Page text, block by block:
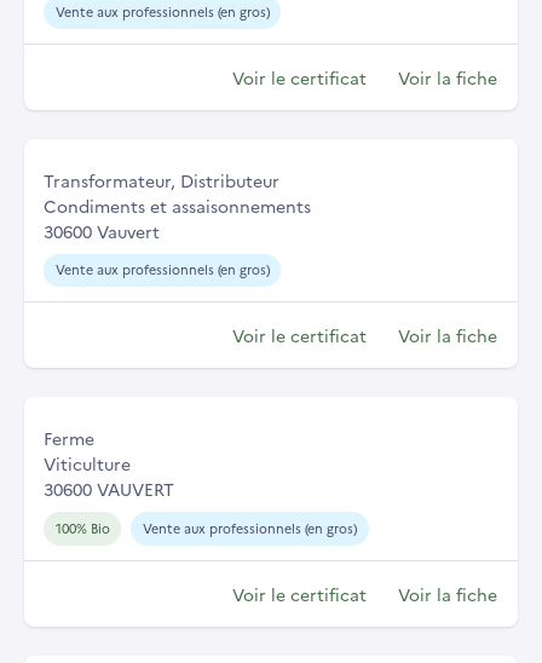
Vente aux professionnels (en gros)
Voir le certificat Voir la fiche
Transformateur, Distributeur
Condiments et assaisonnements
30600 Vauvert
Vente aux professionnels (en gros)
Voir le certificat Voir la fiche
Ferme
Viticulture
30600 VAUVERT
100% Bio Vente aux professionnels (en gros)
Voir le certificat Voir la fiche